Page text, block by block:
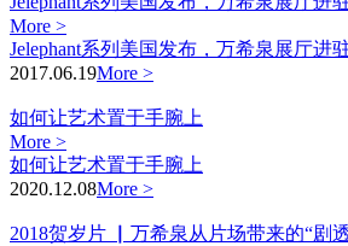
More >
Jelephant系列美国发布，万希泉展厅进
2017.06.19More >
如何让艺术置于手腕上
More >
如何让艺术置于手腕上
2020.12.08More >
2018贺岁片 ▏万希泉从片场带来的“剧